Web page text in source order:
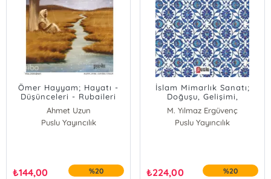
Ömer Hayyam; Hayatı -
Düşünceleri - Rubaileri
Ahmet Uzun
Puslu Yayıncılık
₺144,00 %20
İslam Mimarlık Sanatı;
Doğuşu, Gelişimi,
Bugününe Bir Bakış
M. Yılmaz Ergüvenç
Puslu Yayıncılık
₺224,00 %20